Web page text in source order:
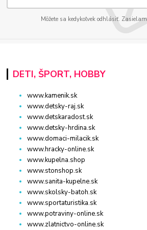
Môžete sa kedykoľvek odhlásiť.
DETI, ŠPORT, HOBBY
www.kamenik.sk
www.detsky-raj.sk
www.detskaradost.sk
www.detsky-hrdina.sk
www.domaci-milacik.sk
www.hracky-online.sk
www.kupelna.shop
www.stonshop.sk
www.sanita-kupelne.sk
www.skolsky-batoh.sk
www.sportaturistika.sk
www.potraviny-online.sk
www.zlatnictvo-online.sk